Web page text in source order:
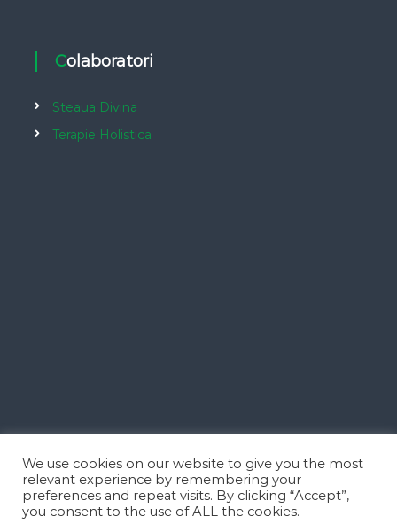
Colaboratori
Steaua Divina
Terapie Holistica
We use cookies on our website to give you the most
relevant experience by remembering your
preferences and repeat visits. By clicking “Accept”,
you consent to the use of ALL the cookies.